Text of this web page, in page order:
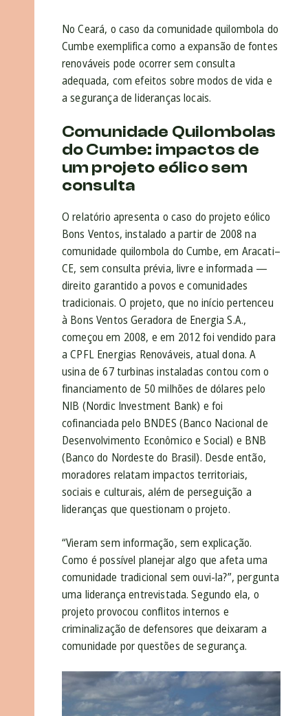
No Ceará, o caso da comunidade quilombola do
Cumbe exemplifica como a expansão de fontes
renováveis pode ocorrer sem consulta
adequada, com efeitos sobre modos de vida e
a segurança de lideranças locais.
Comunidade Quilombolas
do Cumbe: impactos de
um projeto eólico sem
consulta
O relatório apresenta o caso do projeto eólico
Bons Ventos, instalado a partir de 2008 na
comunidade quilombola do Cumbe, em Aracati–
CE, sem consulta prévia, livre e informada —
direito garantido a povos e comunidades
tradicionais. O projeto, que no início pertenceu
à Bons Ventos Geradora de Energia S.A.,
começou em 2008, e em 2012 foi vendido para
a CPFL Energias Renováveis, atual dona. A
usina de 67 turbinas instaladas contou com o
financiamento de 50 milhões de dólares pelo
NIB (Nordic Investment Bank) e foi
cofinanciada pelo BNDES (Banco Nacional de
Desenvolvimento Econômico e Social) e BNB
(Banco do Nordeste do Brasil). Desde então,
moradores relatam impactos territoriais,
sociais e culturais, além de perseguição a
lideranças que questionam o projeto.
“Vieram sem informação, sem explicação.
Como é possível planejar algo que afeta uma
comunidade tradicional sem ouvi-la?”, pergunta
uma liderança entrevistada. Segundo ela, o
projeto provocou conflitos internos e
criminalização de defensores que deixaram a
comunidade por questões de segurança.